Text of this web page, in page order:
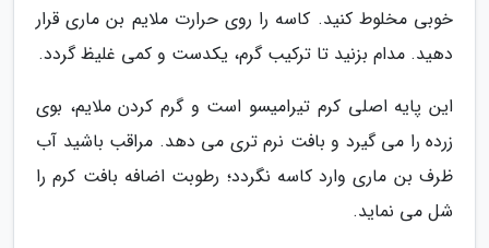
خوبی مخلوط کنید. کاسه را روی حرارت ملایم بن ماری قرار
دهید. مدام بزنید تا ترکیب گرم، یکدست و کمی غلیظ گردد.
این پایه اصلی کرم تیرامیسو است و گرم کردن ملایم، بوی
زرده را می گیرد و بافت نرم تری می دهد. مراقب باشید آب
ظرف بن ماری وارد کاسه نگردد؛ رطوبت اضافه بافت کرم را
شل می نماید.